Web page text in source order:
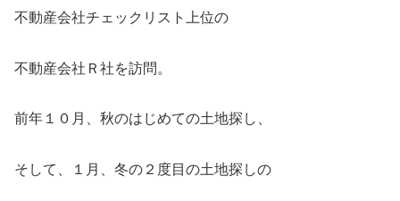
不動産会社チェックリスト上位の
不動産会社Ｒ社を訪問。
前年１０月、秋のはじめての土地探し、
そして、１月、冬の２度目の土地探しの